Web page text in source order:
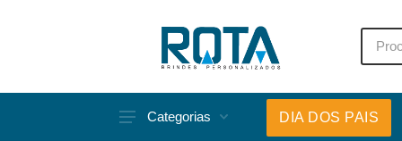
Categorias DIA DOS PAIS